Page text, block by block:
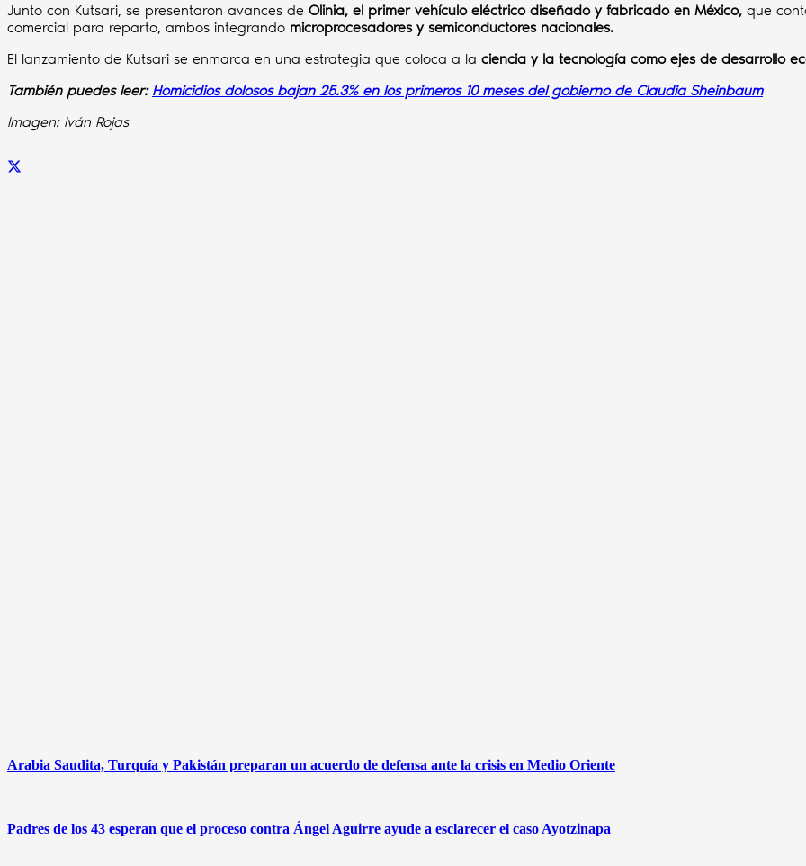
Junto con Kutsari, se presentaron avances de Olinia, el primer vehículo eléctrico diseñado y fabricado en México, que
comercial para reparto, ambos integrando microprocesadores y semiconductores nacionales.
El lanzamiento de Kutsari se enmarca en una estrategia que coloca a la ciencia y la tecnología como ejes de desarrollo
También puedes leer: Homicidios dolosos bajan 25.3% en los primeros 10 meses del gobierno de Claudia Sheinbaum
Imagen: Iván Rojas
Arabia Saudita, Turquía y Pakistán preparan un acuerdo de defensa ante la crisis en Medio Oriente
Padres de los 43 esperan que el proceso contra Ángel Aguirre ayude a esclarecer el caso Ayotzinapa